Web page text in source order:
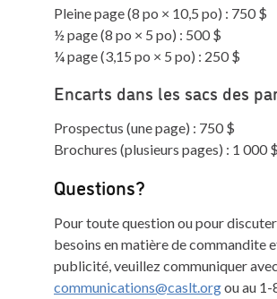
Pleine page (8 po × 10,5 po) : 750 $
½ page (8 po × 5 po) : 500 $
¼ page (3,15 po × 5 po) : 250 $
Encarts dans les sacs des
Prospectus (une page) : 750 $
Brochures (plusieurs pages) : 1 000 $
Questions?
Pour toute question ou pour
besoins en matière de commandite
publicité, veuillez communiquer
communications@caslt.orgou au